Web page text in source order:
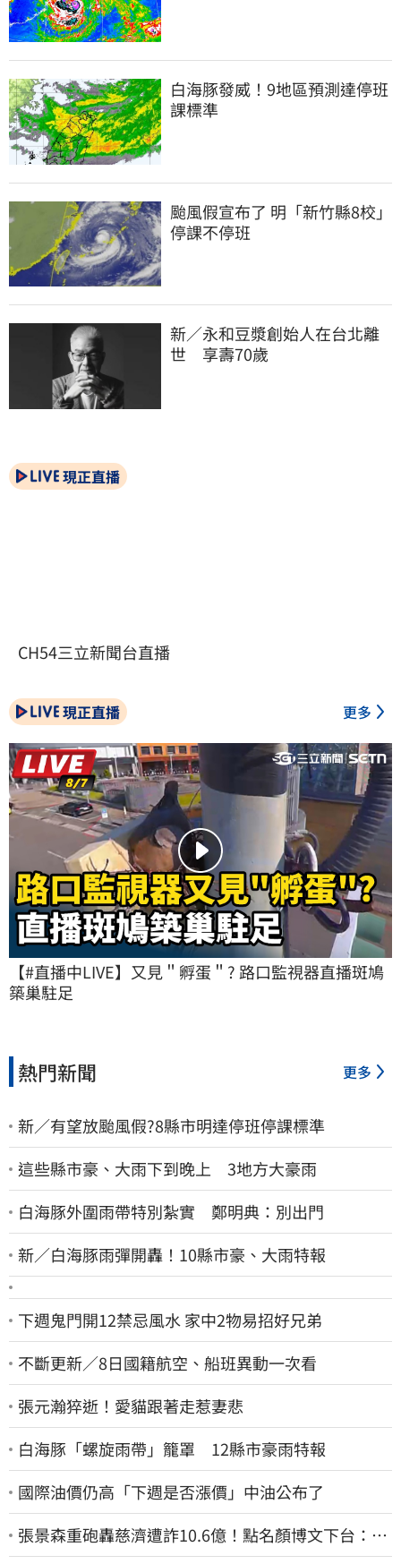
白海豚發威！9地區預測達停班
課標準
颱風假宣布了 明「新竹縣8校」
停課不停班
新／永和豆漿創始人在台北離
世　享壽70歲
現正直播
CH54三立新聞台直播
現正直播 更多
【#直播中LIVE】又見＂孵蛋＂? 路口監視器直播斑鳩
築巢駐足
熱門新聞 更多
新／有望放颱風假?8縣市明達停班停課標準
這些縣市豪、大雨下到晚上 3地方大豪雨
白海豚外圍雨帶特別紮實 鄭明典：別出門
新／白海豚雨彈開轟！10縣市豪、大雨特報
下週鬼門開12禁忌風水 家中2物易招好兄弟
不斷更新／8日國籍航空、船班異動一次看
張元瀚猝逝！愛貓跟著走惹妻悲
白海豚「螺旋雨帶」籠罩 12縣市豪雨特報
國際油價仍高「下週是否漲價」中油公布了
張景森重砲轟慈濟遭詐10.6億！點名顏博文下台：為
什麼這麼好騙？